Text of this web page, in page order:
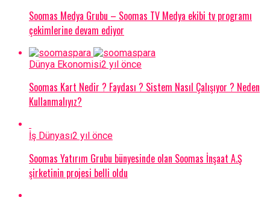
Soomas Medya Grubu – Soomas TV Medya ekibi tv programı
çekimlerine devam ediyor
Dünya Ekonomisi2 yıl önce
Soomas Kart Nedir ? Faydası ? Sistem Nasıl Çalışıyor ? Neden
Kullanmalıyız?
İş Dünyası2 yıl önce
Soomas Yatırım Grubu bünyesinde olan Soomas İnşaat A.Ş
şirketinin projesi belli oldu